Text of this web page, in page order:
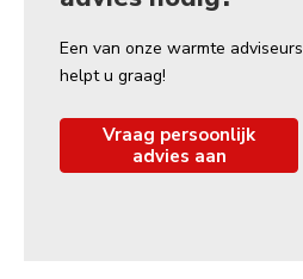
Een van onze warmte adviseurs
helpt u graag!
Vraag persoonlijk
advies aan